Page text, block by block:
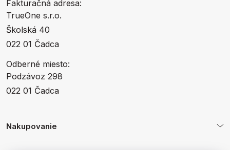
Fakturačná adresa:
TrueOne s.r.o.
Školská 40
022 01 Čadca
Odberné miesto:
Podzávoz 298
022 01 Čadca
Nakupovanie